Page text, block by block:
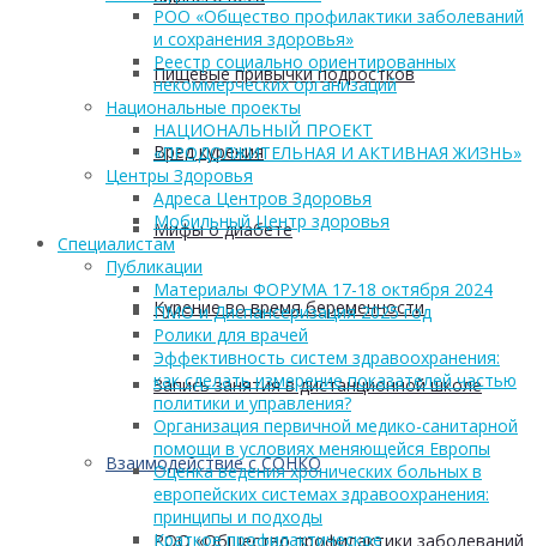
Пищевые привычки подростков
Вред курения
Мифы о диабете
Курение во время беременности
Запись занятия в дистанционной школе
Взаимодействие с СОНКО
РОО «Общество профилактики заболеваний
РОО «Общество профилактики заболеваний
и сохранения здоровья»
Реестр социально ориентированных
некоммерческих организаций
Национальные проекты
НАЦИОНАЛЬНЫЙ ПРОЕКТ
«ПРОДОЛЖИТЕЛЬНАЯ И АКТИВНАЯ ЖИЗНЬ»
Центры Здоровья
Адреса Центров Здоровья
Мобильный Центр здоровья
Cпециалистам
Публикации
Материалы ФОРУМА 17-18 октября 2024
ПМО и Диспансеризация 2025 год
Ролики для врачей
Эффективность систем здравоохранения:
как сделать измерение показателей частью
политики и управления?
Организация первичной медико-санитарной
помощи в условиях меняющейся Европы
Оценка ведения хронических больных в
европейских системах здравоохранения:
принципы и подходы
Краткое профилактическое